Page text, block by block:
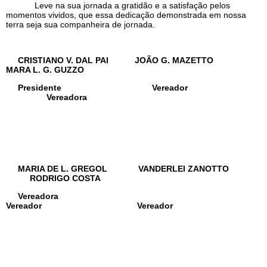
Leve na sua jornada a gratidão e a satisfação pelos
momentos vividos, que essa dedicação demonstrada em nossa
terra seja sua companheira de jornada.
CRISTIANO V. DAL PAI JOÃO G. MAZETTO
MARA L. G. GUZZO
Presidente Vereador
Vereadora
MARIA DE L. GREGOL VANDERLEI ZANOTTO
RODRIGO COSTA
Vereadora
Vereador Vereador